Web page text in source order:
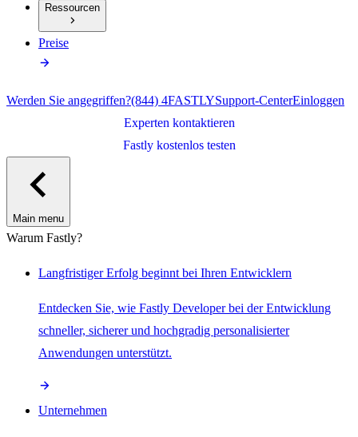
Ressourcen
Preise
Werden Sie angegriffen?(844) 4FASTLYSupport-CenterEinloggen
Experten kontaktieren
Fastly kostenlos testen
Main menu
Warum Fastly?
Langfristiger Erfolg beginnt bei Ihren Entwicklern
Entdecken Sie, wie Fastly Developer bei der Entwicklung
schneller, sicherer und hochgradig personalisierter
Anwendungen unterstützt.
Unternehmen